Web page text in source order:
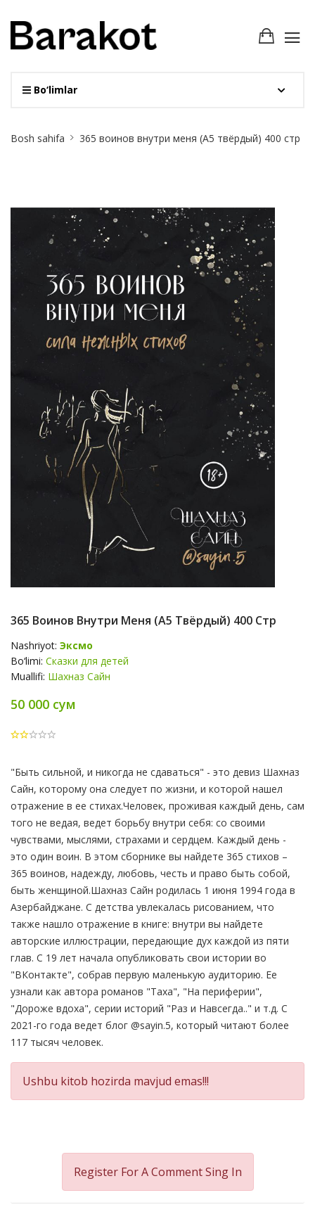
Bo‘limlar
Breadcrumb
Bosh sahifa 365 воинов внутри меня (А5 твёрдый) 400 стр
365 Воинов Внутри Меня (А5 Твёрдый) 400 Стр
Nashriyot: Эксмо
Bo‘limi: Сказки для детей
Muallifi: Шахназ Сайн
50 000 сум
Product
Summery
"Быть сильной, и никогда не сдаваться" - это девиз Шахназ
Сайн, которому она следует по жизни, и которой нашел
отражение в ее стихах.Человек, проживая каждый день, сам
того не ведая, ведет борьбу внутри себя: со своими
чувствами, мыслями, страхами и сердцем. Каждый день -
это один воин. В этом сборнике вы найдете 365 стихов –
365 воинов, надежду, любовь, честь и право быть собой,
быть женщиной.Шахназ Сайн родилась 1 июня 1994 года в
Азербайджане. С детства увлекалась рисованием, что
также нашло отражение в книге: внутри вы найдете
авторские иллюстрации, передающие дух каждой из пяти
глав. С 19 лет начала опубликовать свои истории во
"ВКонтакте", собрав первую маленькую аудиторию. Ее
узнали как автора романов "Таха", "На периферии",
"Дороже вдоха", серии историй "Раз и Навсегда.." и т.д. С
2021-го года ведет блог @sayin.5, который читают более
117 тысяч человек.
Ushbu kitob hozirda mavjud emas!!!
Register For A CommentSing In